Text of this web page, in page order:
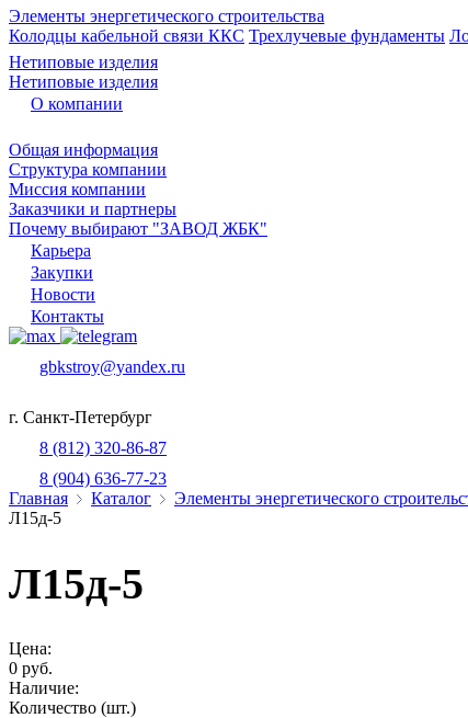
Элементы энергетического строительства
Колодцы кабельной связи ККС Трехлучевые фундаменты
Нетиповые изделия
Нетиповые изделия
О компании
Общая информация
Структура компании
Миссия компании
Заказчики и партнеры
Почему выбирают "ЗАВОД ЖБК"
Карьера
Закупки
Новости
Контакты
gbkstroy@yandex.ru
г. Санкт-Петербург
8 (812) 320-86-87
8 (904) 636-77-23
Главная
Каталог Элементы энергетического
Л15д-5
Л15д-5
Цена:
0 руб.
Наличие:
Количество (шт.)